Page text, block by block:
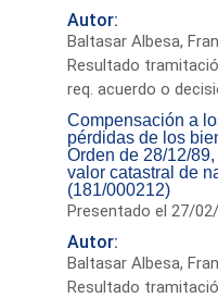
Autor:
Baltasar Albesa,
Resultado
req. acuerdo o
Compensación a
pérdidas de los
Orden de 28/12/
valor catastral de
(181/000212)
Presentado el 27/
Autor:
Baltasar Albesa,
Resultado